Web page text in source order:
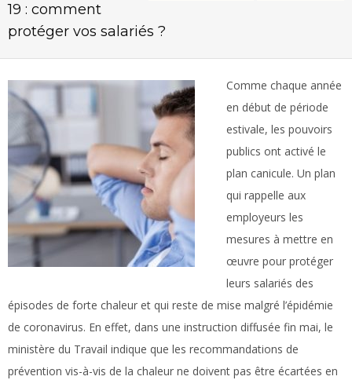
19 : comment
protéger vos salariés ?
Comme chaque année
en début de période
estivale, les pouvoirs
publics ont activé le
plan canicule. Un plan
qui rappelle aux
employeurs les
mesures à mettre en
œuvre pour protéger
leurs salariés des
épisodes de forte chaleur et qui reste de mise malgré l’épidémie
de coronavirus. En effet, dans une instruction diffusée fin mai, le
ministère du Travail indique que les recommandations de
prévention vis-à-vis de la chaleur ne doivent pas être écartées en